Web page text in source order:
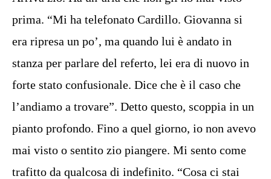
prima. “Mi ha telefonato Cardillo. Giovanna si
era ripresa un po’, ma quando lui è andato in
stanza per parlare del referto, lei era di nuovo in
forte stato confusionale. Dice che è il caso che
l’andiamo a trovare”. Detto questo, scoppia in un
pianto profondo. Fino a quel giorno, io non avevo
mai visto o sentito zio piangere. Mi sento come
trafitto da qualcosa di indefinito. “Cosa ci stai